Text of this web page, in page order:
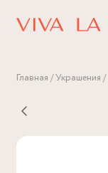
Главная Украшения